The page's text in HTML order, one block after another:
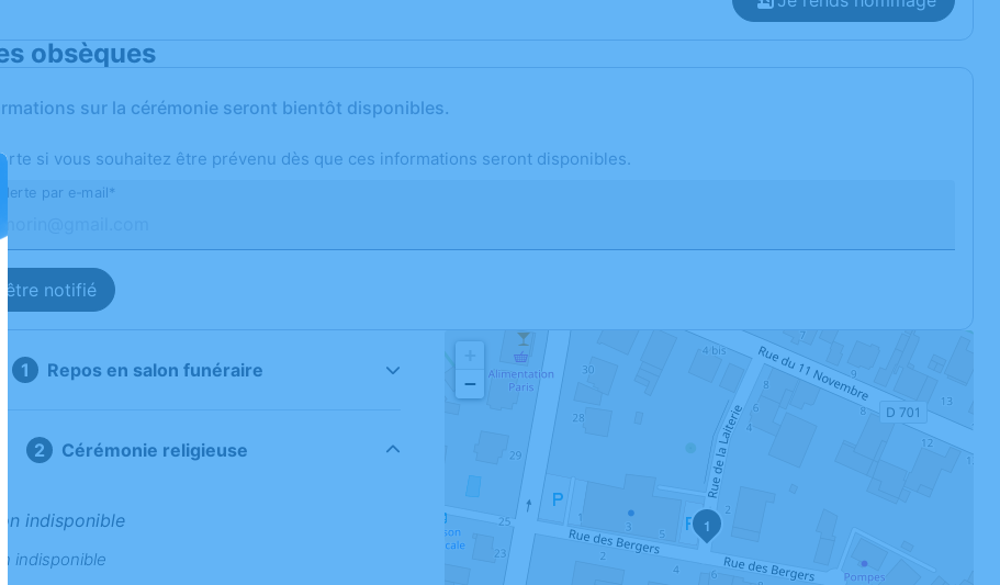
obsèques
sur la cérémonie seront bientôt disponibles.
si vous souhaitez être prévenu dès que ces informations seront disponibles.
alerte par e-mail*
être notifié
Repos en salon funéraire
Cérémonie religieuse
indisponible
indisponible
1
−